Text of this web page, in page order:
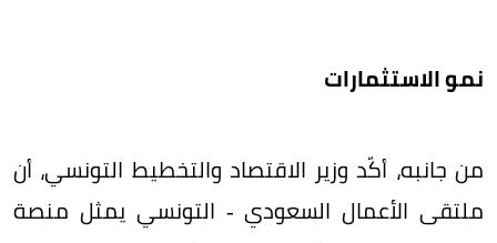
نمو الاستثمارات
من جانبه، أكّد وزير الاقتصاد والتخطيط التونسي، أن
ملتقى الأعمال السعودي - التونسي يمثل منصة